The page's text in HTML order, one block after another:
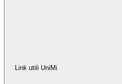
Link utili UniMi